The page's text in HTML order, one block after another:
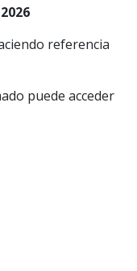
referencia
puede acceder